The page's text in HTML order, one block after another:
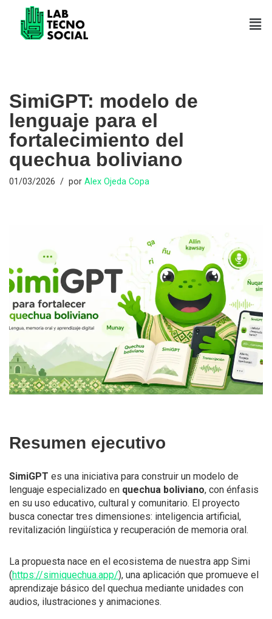
Saltar
SimiGPT: modelo de
lenguaje para el
fortalecimiento del
quechua boliviano
01/03/2026 por Alex Ojeda Copa
Resumen ejecutivo
SimiGPT es una iniciativa para construir un modelo de
lenguaje especializado en quechua boliviano, con énfasis
en su uso educativo, cultural y comunitario. El proyecto
busca conectar tres dimensiones: inteligencia artificial,
revitalización lingüística y recuperación de memoria oral.
La propuesta nace en el ecosistema de nuestra app Simi
(https://simiquechua.app/), una aplicación que promueve el
aprendizaje básico del quechua mediante unidades con
audios, ilustraciones y animaciones.